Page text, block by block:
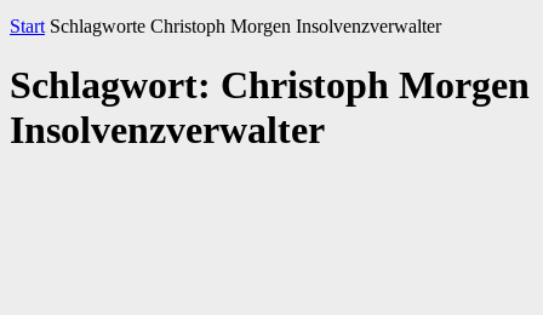
Start Schlagworte Christoph Morgen Insolvenzverwalter
Schlagwort: Christoph Morgen
Insolvenzverwalter